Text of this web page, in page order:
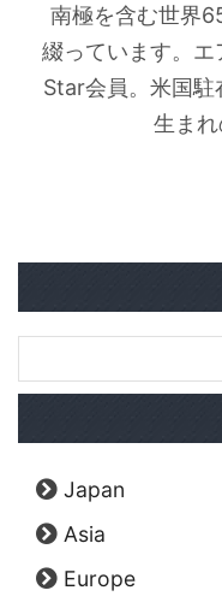
南極を含む世界
綴っています。
Star会員。米国駐
生ま
Japan
Asia
Europe